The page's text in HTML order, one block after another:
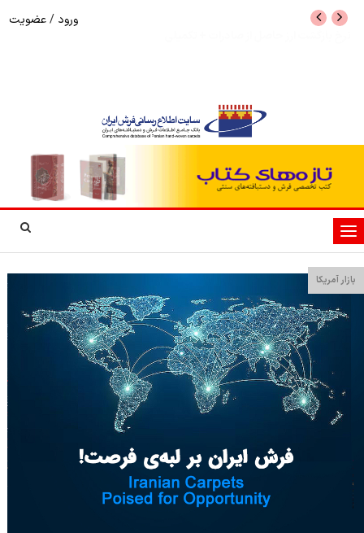
ورود /عضویت
تغییر
وضعیت
ناوبری
بازار آمریکا